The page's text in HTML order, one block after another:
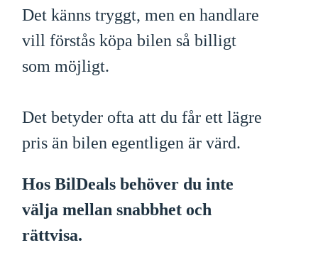
Det känns tryggt, men en handlare
vill förstås köpa bilen så billigt
som möjligt.
Det betyder ofta att du får ett lägre
pris än bilen egentligen är värd.
Hos BilDeals behöver du inte
välja mellan snabbhet och
rättvisa.